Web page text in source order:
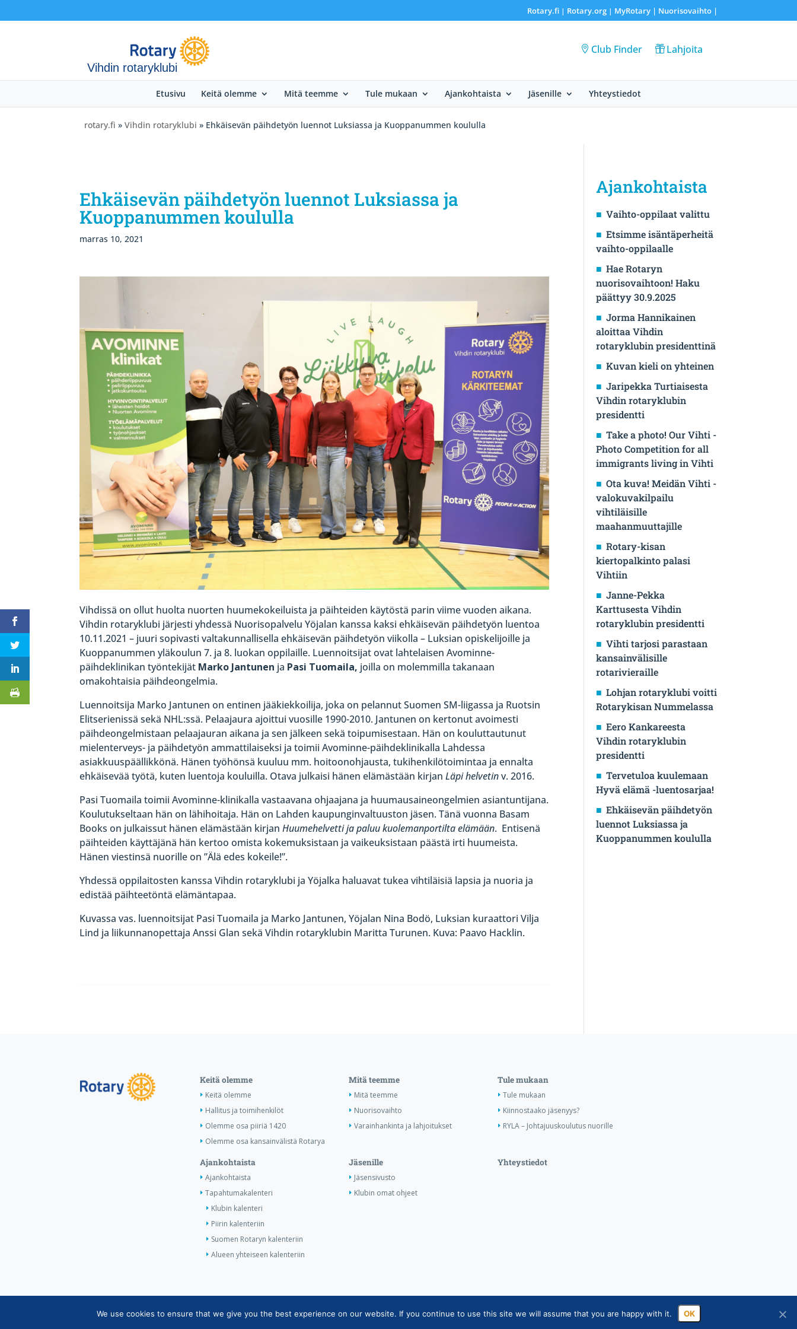
Rotary.fi| Rotary.org| MyRotary | Nuorisovaihto|
Vihdin rotaryklubi
Club Finder Lahjoita
Etusivu Keitä olemme Mitä teemme Tule mukaan Ajankohtaista Jäsenille Yhteystiedot
rotary.fi » Vihdin rotaryklubi » Ehkäisevän päihdetyön luennot Luksiassa ja Kuoppanummen koululla
Ehkäisevän päihdetyön luennot Luksiassa ja
Kuoppanummen koululla
marras 10, 2021
Vihdissä on ollut huolta nuorten huumekokeiluista ja päihteiden käytöstä parin viime vuoden aikana.
Vihdin rotaryklubi järjesti yhdessä Nuorisopalvelu Yöjalan kanssa kaksi ehkäisevän päihdetyön luentoa
10.11.2021 – juuri sopivasti valtakunnallisella ehkäisevän päihdetyön viikolla – Luksian opiskelijoille ja
Kuoppanummen yläkoulun 7. ja 8. luokan oppilaille. Luennoitsijat ovat lahtelaisen Avominne-
päihdeklinikan työntekijät Marko Jantunen ja Pasi Tuomaila, joilla on molemmilla takanaan
omakohtaisia päihdeongelmia.
Luennoitsija Marko Jantunen on entinen jääkiekkoilija, joka on pelannut Suomen SM-liigassa ja Ruotsin
Elitserienissä sekä NHL:ssä. Pelaajaura ajoittui vuosille 1990-2010. Jantunen on kertonut avoimesti
päihdeongelmistaan pelaajauran aikana ja sen jälkeen sekä toipumisestaan. Hän on kouluttautunut
mielenterveys- ja päihdetyön ammattilaiseksi ja toimii Avominne-päihdeklinikalla Lahdessa
asiakkuuspäällikkönä. Hänen työhönsä kuuluu mm. hoitoonohjausta, tukihenkilötoimintaa ja ennalta
ehkäisevää työtä, kuten luentoja kouluilla. Otava julkaisi hänen elämästään kirjanLäpi helvetinv. 2016.
Pasi Tuomaila toimii Avominne-klinikalla vastaavana ohjaajana ja huumausaineongelmien asiantuntijana.
Koulutukseltaan hän on lähihoitaja. Hän on Lahden kaupunginvaltuuston jäsen. Tänä vuonna Basam
Books on julkaissut hänen elämästään kirjanHuumehelvetti ja paluu kuolemanportilta elämään. Entisenä
päihteiden käyttäjänä hän kertoo omista kokemuksistaan ja vaikeuksistaan päästä irti huumeista.
Hänen viestinsä nuorille on ”Älä edes kokeile!”.
Yhdessä oppilaitosten kanssa Vihdin rotaryklubi ja Yöjalka haluavat tukea vihtiläisiä lapsia ja nuoria ja
edistää päihteetöntä elämäntapaa.
Kuvassa vas. luennoitsijat Pasi Tuomaila ja Marko Jantunen, Yöjalan Nina Bodö, Luksian kuraattori Vilja
Lind ja liikunnanopettaja Anssi Glan sekä Vihdin rotaryklubin Maritta Turunen. Kuva: Paavo Hacklin.
Ajankohtaista
Vaihto-oppilaat valittu
Etsimme isäntäperheitä
vaihto-oppilaalle
Hae Rotaryn
nuorisovaihtoon! Haku
päättyy 30.9.2025
Jorma Hannikainen
aloittaa Vihdin
rotaryklubin presidenttinä
Kuvan kieli on yhteinen
Jaripekka Turtiaisesta
Vihdin rotaryklubin
presidentti
Take a photo! Our Vihti -
Photo Competition for all
immigrants living in Vihti
Ota kuva! Meidän Vihti -
valokuvakilpailu
vihtiläisille
maahanmuuttajille
Rotary-kisan
kiertopalkinto palasi
Vihtiin
Janne-Pekka
Karttusesta Vihdin
rotaryklubin presidentti
Vihti tarjosi parastaan
kansainvälisille
rotarivieraille
Lohjan rotaryklubi voitti
Rotarykisan Nummelassa
Eero Kankareesta
Vihdin rotaryklubin
presidentti
Tervetuloa kuulemaan
Hyvä elämä -luentosarjaa!
Ehkäisevän päihdetyön
luennot Luksiassa ja
Kuoppanummen koululla
Keitä olemme
Keitä olemme
Hallitus ja toimihenkilöt
Olemme osa piiriä 1420
Olemme osa kansainvälistä Rotarya
Mitä teemme
Mitä teemme
Nuorisovaihto
Varainhankinta ja lahjoitukset
Tule mukaan
Tule mukaan
Kiinnostaako jäsenyys?
RYLA – Johtajuuskoulutus nuorille
Ajankohtaista
Ajankohtaista
Tapahtumakalenteri
Klubin kalenteri
Piirin kalenteriin
Suomen Rotaryn kalenteriin
Alueen yhteiseen kalenteriin
Jäsenille
Jäsensivusto
Klubin omat ohjeet
Yhteystiedot
Copyright © Suomen Rotarypalvelu ry 2026 | Jäsentietojärjestelmän tietosuojaseloste|Henkilötietojen käsittely Rotarytoiminnassa
We use cookies to ensure that we give you the best experience on our website. If you continue to use this site we will assume that you are happy with it. OK